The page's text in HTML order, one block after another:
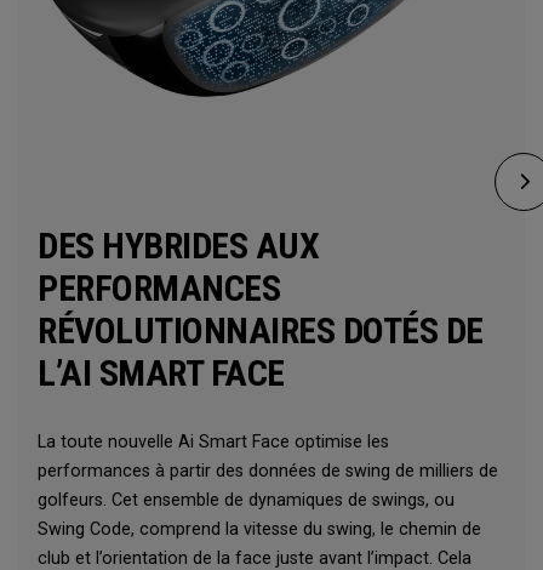
DES HYBRIDES AUX
PERFORMANCES
RÉVOLUTIONNAIRES DOTÉS DE
L’AI SMART FACE
La toute nouvelle Ai Smart Face optimise les
performances à partir des données de swing de milliers de
golfeurs. Cet ensemble de dynamiques de swings, ou
Swing Code, comprend la vitesse du swing, le chemin de
club et l’orientation de la face juste avant l’impact. Cela